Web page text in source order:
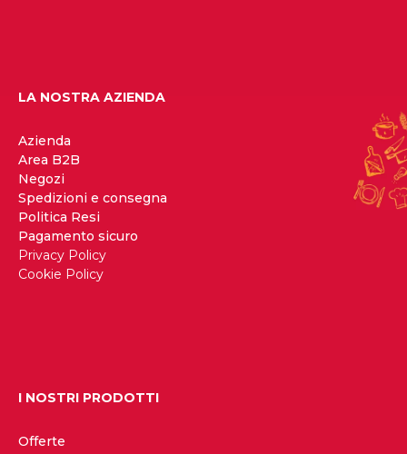
LA NOSTRA AZIENDA
Azienda
Area B2B
Negozi
Spedizioni e consegna
Politica Resi
Pagamento sicuro
Privacy Policy
Cookie Policy
I NOSTRI PRODOTTI
Offerte